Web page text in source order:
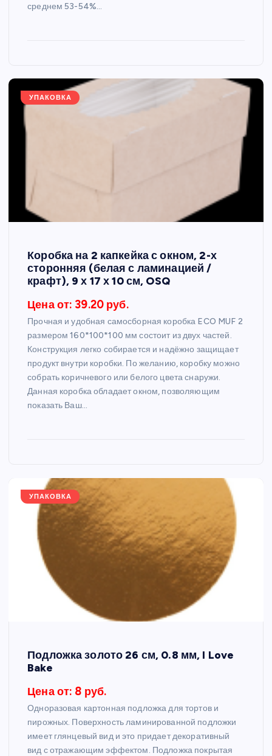
среднем 53-54%…
УПАКОВКА
Коробка на 2 капкейка с окном, 2-х
сторонняя (белая с ламинацией /
крафт), 9 х 17 х 10 см, OSQ
Цена от: 39.20 руб.
Прочная и удобная самосборная коробка ECO MUF 2
размером 160*100*100 мм состоит из двух частей.
Конструкция легко собирается и надёжно защищает
продукт внутри коробки. По желанию, коробку можно
собрать коричневого или белого цвета снаружи.
Данная коробка обладает окном, позволяющим
показать Ваш…
УПАКОВКА
Подложка золото 26 см, 0.8 мм, I Love
Bake
Цена от: 8 руб.
Одноразовая картонная подложка для тортов и
пирожных. Поверхность ламинированной подложки
имеет глянцевый вид и это придает декоративный
вид с отражающим эффектом. Подложка покрытая